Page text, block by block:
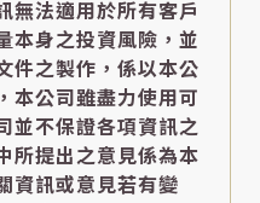
無法適用於所有客戶
本身之投資風險，並
件之製作，係以本公
本公司雖盡力使用可
並不保證各項資訊之
所提出之意見係為本
資訊或意見若有變